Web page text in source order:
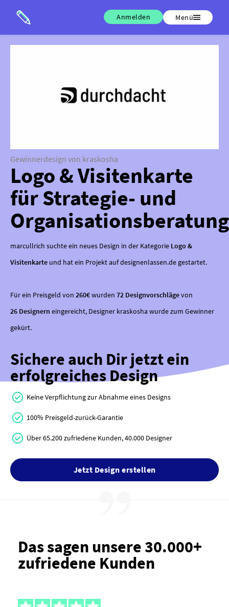
Anmelden Menü
Gewinnerdesign von kraskosha
Logo & Visitenkarte
für Strategie- und
Organisationsberatung
marcullrich suchte ein neues Design in der Kategorie Logo &
Visitenkarte und hat ein Projekt auf designenlassen.de gestartet.
Für ein Preisgeld von 260€wurden 72 Designvorschlägevon
26 Designern eingereicht, Designer kraskosha wurde zum Gewinner
gekürt.
Sichere auch Dir jetzt ein
erfolgreiches Design
Keine Verpflichtung zur Abnahme eines Designs
100% Preisgeld-zurück-Garantie
Über 65.200 zufriedene Kunden, 40.000 Designer
Jetzt Design erstellen
Das sagen unsere 30.000+
zufriedene Kunden